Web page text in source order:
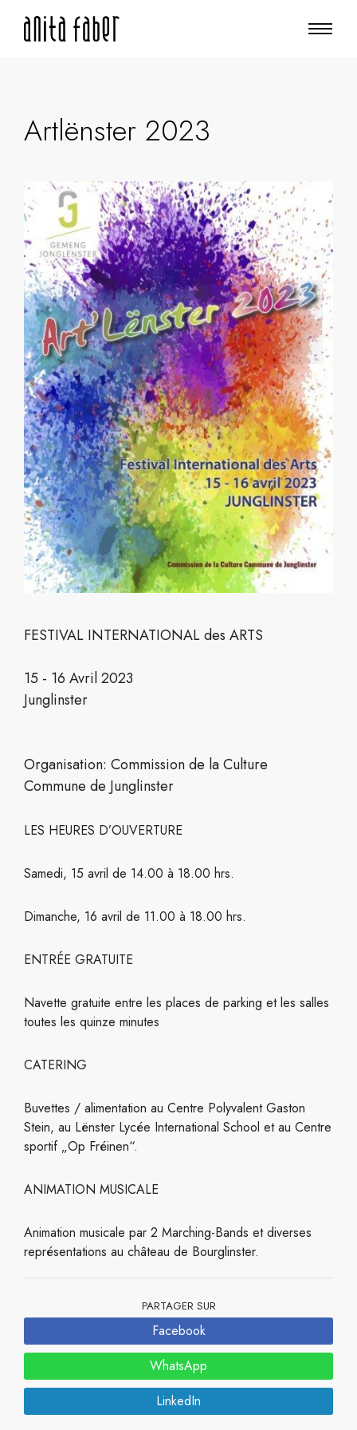
Artlënster 2023
FESTIVAL INTERNATIONAL des ARTS
15 - 16 Avril 2023
Junglinster
Organisation: Commission de la Culture
Commune de Junglinster
LES HEURES D’OUVERTURE
Samedi, 15 avril de 14.00 à 18.00 hrs.
Dimanche, 16 avril de 11.00 à 18.00 hrs.
ENTRÉE GRATUITE
Navette gratuite entre les places de parking et les salles
toutes les quinze minutes
CATERING
Buvettes / alimentation au Centre Polyvalent Gaston
Stein, au Lënster Lycée International School et au Centre
sportif „Op Fréinen“.
ANIMATION MUSICALE
Animation musicale par 2 Marching-Bands et diverses
représentations au château de Bourglinster.
PARTAGER SUR
Facebook
WhatsApp
LinkedIn